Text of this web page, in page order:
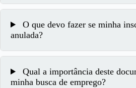
O que devo fazer se minha
anulada?
Qual a importância deste
minha busca de emprego?